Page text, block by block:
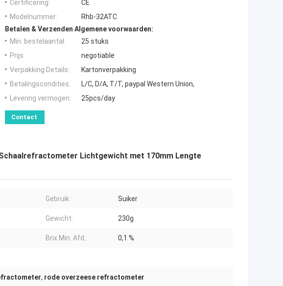
Certificering:
CE
Modelnummer:
Rhb-32ATC
Betalen & Verzenden Algemene voorwaarden:
Min. bestelaantal:
25 stuks
Prijs:
negotiable
Verpakking Details:
Kartonverpakking
Betalingscondities:
L/C, D/A, T/T, paypal Western Union,
Levering vermogen:
25pcs/day
Contact
Lichtgewicht met 170mm Lengte
Gebruik: Suiker
Gewicht: 230g
Brix Min. Afd.: 0,1 %
, rode overzeese refractometer